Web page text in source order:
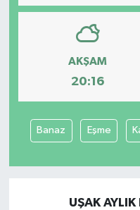
AKŞAM
20:16
Banaz Eşme
UŞAK